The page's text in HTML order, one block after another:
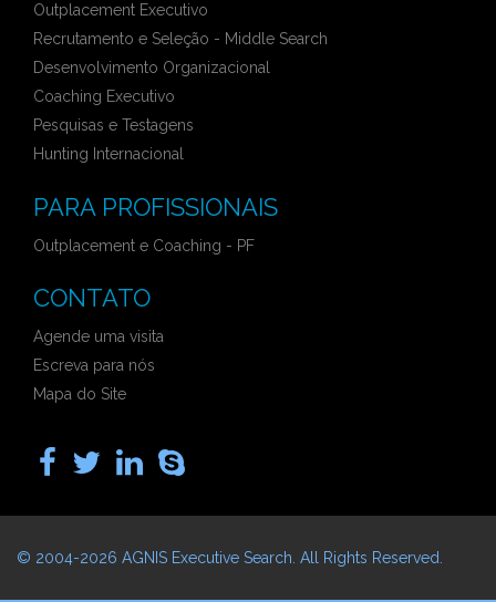
Outplacement Executivo
Recrutamento e Seleção - Middle Search
Desenvolvimento Organizacional
Coaching Executivo
Pesquisas e Testagens
Hunting Internacional
PARA PROFISSIONAIS
Outplacement e Coaching - PF
CONTATO
Agende uma visita
Escreva para nós
Mapa do Site
© 2004-2026 AGNIS Executive Search . All Rights Reserved.